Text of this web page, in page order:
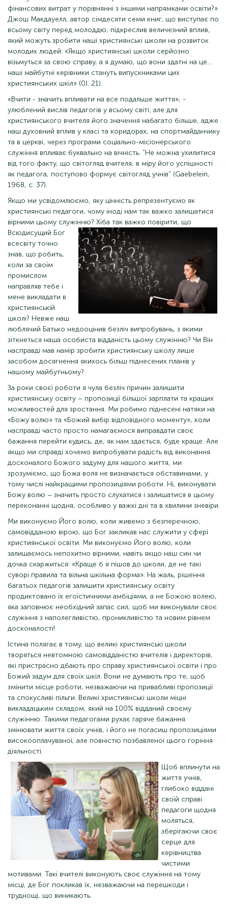
фінансових витрат у порівнянні з іншими напрямками освіти?»
Джош Макдауелл, автор сімдесяти семи книг, що виступає по
всьому світу перед молоддю, підкреслив величезний вплив,
який можуть зробити наші християнські школи на розвиток
молодих людей: «Якщо християнські школи серйозно
візьмуться за свою справу, а я думаю, що вони здатні на це…
наші майбутні керівники стануть випускниками цих
християнських шкіл» (0). 21).
«Вчити - значить впливати на все подальше життя», -
улюблений вислів педагогів у всьому світі; але для
християнського вчителя його значення набагато більше, адже
наш духовний вплив у класі та коридорах, на спортмайданчику
та в церкві, через програми соціально-місіонерського
служіння впливає буквально на вічність. "Не можна ухилитися
від того факту, що світогляд вчителя, в міру його успішності
як педагога, поступово формує світогляд учнів" (Gaebelein,
1968, с. 37).
Якщо ми усвідомлюємо, яку цінність репрезентуємо як
християнські педагоги, чому іноді нам так важко залишатися
вірними цьому служінню? Хіба так важко повірити, що
Всюдисущий Бог
всесвіту точно
знав, що робить,
коли за своїм
промислом
направляв тебе і
мене викладати в
християнській
школі? Невже наш
люблячий Батько недооцінив безліч випробувань, з якими
зіткнеться наша особиста відданість цьому служінню? Чи Він
насправді мав намір зробити християнську школу лише
засобом досягнення якихось більш піднесених планів у
нашому майбутньому?
За роки своєї роботи я чула безліч причин залишити
християнську освіту – пропозиції більшої зарплати та кращих
можливостей для зростання. Ми робимо піднесені натяки на
«Божу волю» та «Божий вибір відповідного моменту», коли
насправді часто просто намагаємося виправдати своє
бажання перейти кудись, де, як нам здається, буде краще. Але
якщо ми справді хочемо випробувати радість від виконання
досконалого Божого задуму для нашого життя, ми
зрозуміємо, що Божа воля не визначається обставинами, у
тому числі найкращими пропозиціями роботи. Ні, виконувати
Божу волю – значить просто слухатися і залишатися в цьому
переконанні щодня, особливо у важкі дні та в хвилини зневіри.
Ми виконуємо Його волю, коли живемо з безперечною,
самовідданою вірою, що Бог закликав нас служити у сфері
християнської освіти. Ми виконуємо Його волю, коли
залишаємось непохитно вірними, навіть якщо наш син чи
дочка скаржиться: «Краще б я пішов до школи, де не такі
суворі правила та вільна шкільна форма». На жаль, рішення
багатьох педагогів залишити християнську освіту
продиктовано їх егоїстичними амбіціями, а не Божою волею,
яка заповнює необхідний запас сил, щоб ми виконували своє
служіння з наполегливістю, проникливістю та новим рівнем
досконалості!
Істина полягає в тому, що великі християнські школи
творяться невтомною самовідданістю вчителів і директорів,
які пристрасно дбають про справу християнської освіти і про
Божий задум для своїх шкіл. Вони не думають про те, щоб
змінити місце роботи, незважаючи на привабливі пропозиції
та спокусливі пільги. Великі християнські школи міцні
викладацьким складом, який на 100% відданий своєму
служінню. Такими педагогами рухає гаряче бажання
змінювати життя своїх учнів, і його не погасиш пропозиціями
високооплачуваної, але повністю позбавленої цього горіння
діяльності.
Щоб вплинути на
життя учнів,
глибоко віддані
своїй справі
педагоги щодня
моляться,
зберігаючи своє
серце для
керівництва
чистими
мотивами. Такі вчителі виконують своє служіння на тому
місці, де Бог покликав їх, незважаючи на перешкоди і
труднощі, що виникають.